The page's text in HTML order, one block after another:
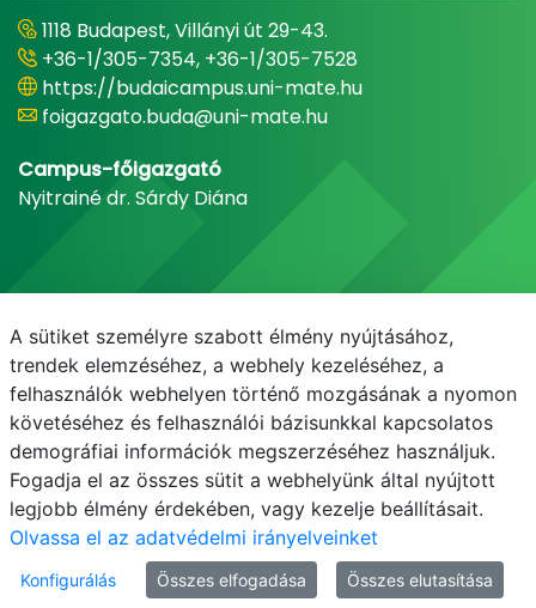
1118 Budapest, Villányi út 29-43.
+36-1/305-7354, +36-1/305-7528
https://budaicampus.uni-mate.hu
foigazgato.buda@uni-mate.hu
Campus-főigazgató
Nyitrainé dr. Sárdy Diána
E-mail Telefonkönyv NEPTUN E-learning
© MATE 2021
A sütiket személyre szabott élmény nyújtásához,
trendek elemzéséhez, a webhely kezeléséhez, a
felhasználók webhelyen történő mozgásának a nyomon
követéséhez és felhasználói bázisunkkal kapcsolatos
demográfiai információk megszerzéséhez használjuk.
Fogadja el az összes sütit a webhelyünk által nyújtott
legjobb élmény érdekében, vagy kezelje beállításait.
Olvassa el az adatvédelmi irányelveinket
Konfigurálás Összes elfogadása Összes elutasítása